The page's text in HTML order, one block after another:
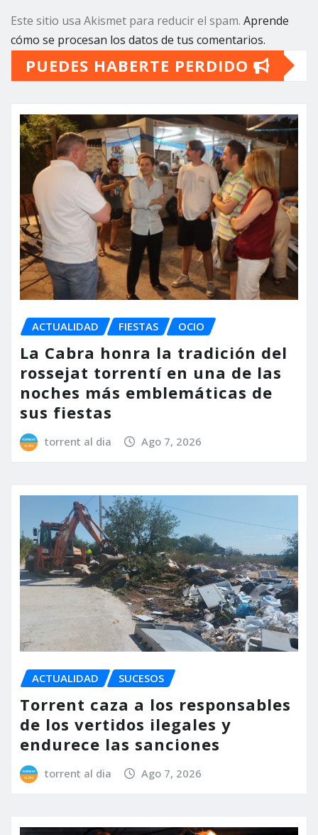
Este sitio usa Akismet para reducir el spam. Aprende
cómo se procesan los datos de tus comentarios.
PUEDES HABERTE PERDIDO
ACTUALIDAD FIESTAS OCIO
La Cabra honra la tradición del
rossejat torrentí en una de las
noches más emblemáticas de
sus fiestas
torrent al dia Ago 7, 2026
ACTUALIDAD SUCESOS
Torrent caza a los responsables
de los vertidos ilegales y
endurece las sanciones
torrent al dia Ago 7, 2026